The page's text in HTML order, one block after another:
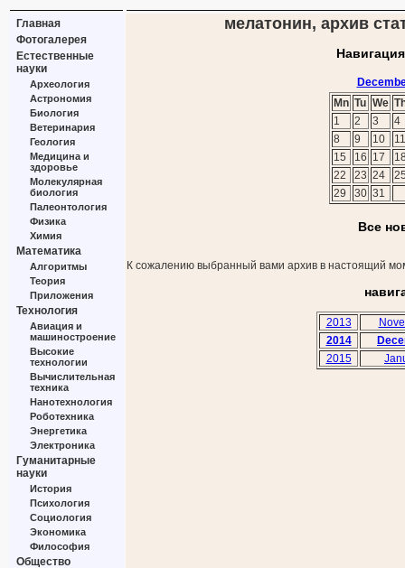
Главная
Фотогалерея
Естественные
науки
Археология
Астрономия
Биология
Ветеринария
Геология
Медицина и
здоровье
Молекулярная
биология
Палеонтология
Физика
Химия
Математика
Алгоритмы
Теория
Приложения
Технология
Авиация и
машиностроение
Высокие
технологии
Вычислительная
техника
Нанотехнология
Роботехника
Энергетика
Электроника
Гуманитарные
науки
История
Психология
Социология
Экономика
Философия
Общество
мелатонин, архив
Mn Tu We
1
2 3
4
8
9 10
11
15
16 17
22
23 24
29
30 31
Все
К сожалению выбранный вами архив в настоящий
2013
2014
2015